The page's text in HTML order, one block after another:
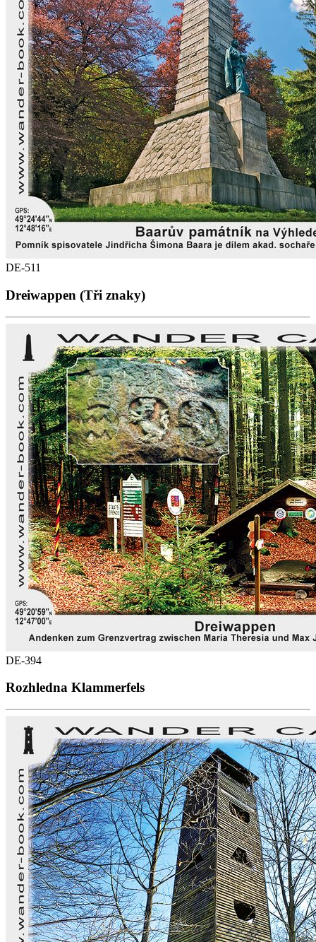
DE-511
Dreiwappen (Tři znaky)
DE-394
Rozhledna Klammerfels